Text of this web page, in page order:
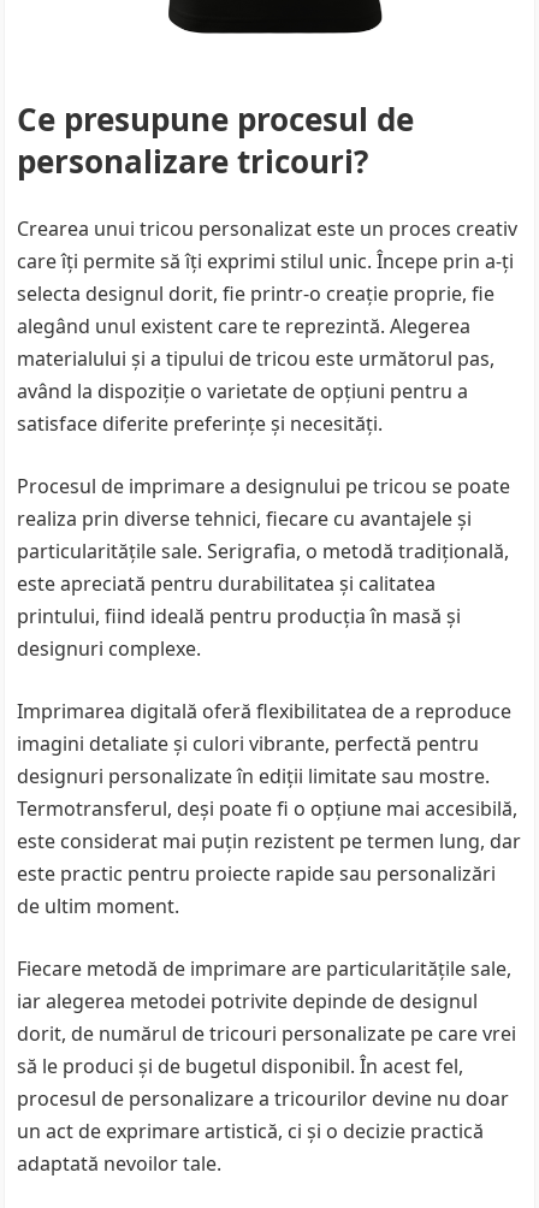
Ce presupune procesul de
personalizare tricouri?
Crearea unui tricou personalizat este un proces creativ
care îți permite să îți exprimi stilul unic. Începe prin a-ți
selecta designul dorit, fie printr-o creație proprie, fie
alegând unul existent care te reprezintă. Alegerea
materialului și a tipului de tricou este următorul pas,
având la dispoziție o varietate de opțiuni pentru a
satisface diferite preferințe și necesități.
Procesul de imprimare a designului pe tricou se poate
realiza prin diverse tehnici, fiecare cu avantajele și
particularitățile sale. Serigrafia, o metodă tradițională,
este apreciată pentru durabilitatea și calitatea
printului, fiind ideală pentru producția în masă și
designuri complexe.
Imprimarea digitală oferă flexibilitatea de a reproduce
imagini detaliate și culori vibrante, perfectă pentru
designuri personalizate în ediții limitate sau mostre.
Termotransferul, deși poate fi o opțiune mai accesibilă,
este considerat mai puțin rezistent pe termen lung, dar
este practic pentru proiecte rapide sau personalizări
de ultim moment.
Fiecare metodă de imprimare are particularitățile sale,
iar alegerea metodei potrivite depinde de designul
dorit, de numărul de tricouri personalizate pe care vrei
să le produci și de bugetul disponibil. În acest fel,
procesul de personalizare a tricourilor devine nu doar
un act de exprimare artistică, ci și o decizie practică
adaptată nevoilor tale.